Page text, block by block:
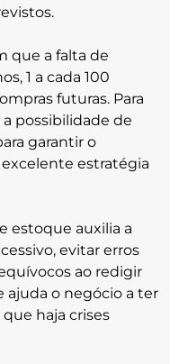
que a falta de
1 a cada 100
futuras. Para
possibilidade de
garantir o
estratégia
estoque auxilia a
evitar erros
ao redigir
ajuda o negócio a ter
haja crises